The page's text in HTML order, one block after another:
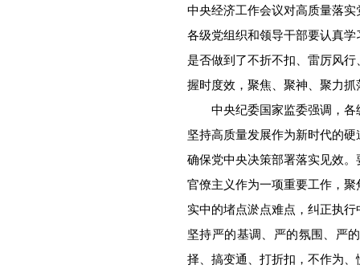
中央经济工作会议对高质量落
各级党组织和领导干部要认真
是否做到了不折不扣、雷厉风
握时度效，聚焦、聚神、聚力
中央纪委国家监委强调，各
坚持高质量发展作为新时代的
确保党中央决策部署落实见效
官僚主义作为一项重要工作，
实中的堵点淤点难点，纠正执
坚持严的基调、严的氛围、严
择、搞变通、打折扣，不作为